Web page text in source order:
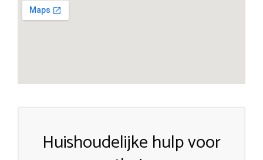
Huishoudelijke hulp voor